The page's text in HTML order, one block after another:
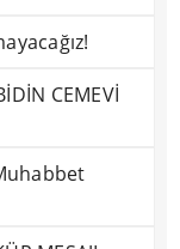
CEMEVİ